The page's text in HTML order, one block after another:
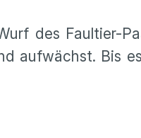
des Faultier-
aufwächst. Bis